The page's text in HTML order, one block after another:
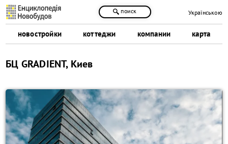
новостройки коттеджи компании карта
поиск Українською
БЦ GRADIENT, Киев